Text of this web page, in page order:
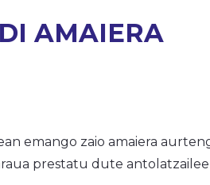
AMAIERA
emango zaio amaiera
prestatu dute